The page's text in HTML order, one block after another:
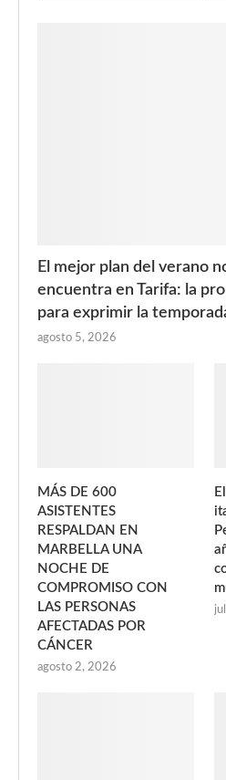
El mejor plan del verano
encuentra en Tarifa: la
para exprimir la
agosto 5, 2026
MÁS DE 600
ASISTENTES
RESPALDAN EN
MARBELLA UNA
NOCHE DE
COMPROMISO CON
LAS PERSONAS
AFECTADAS POR
CÁNCER
agosto 2, 2026